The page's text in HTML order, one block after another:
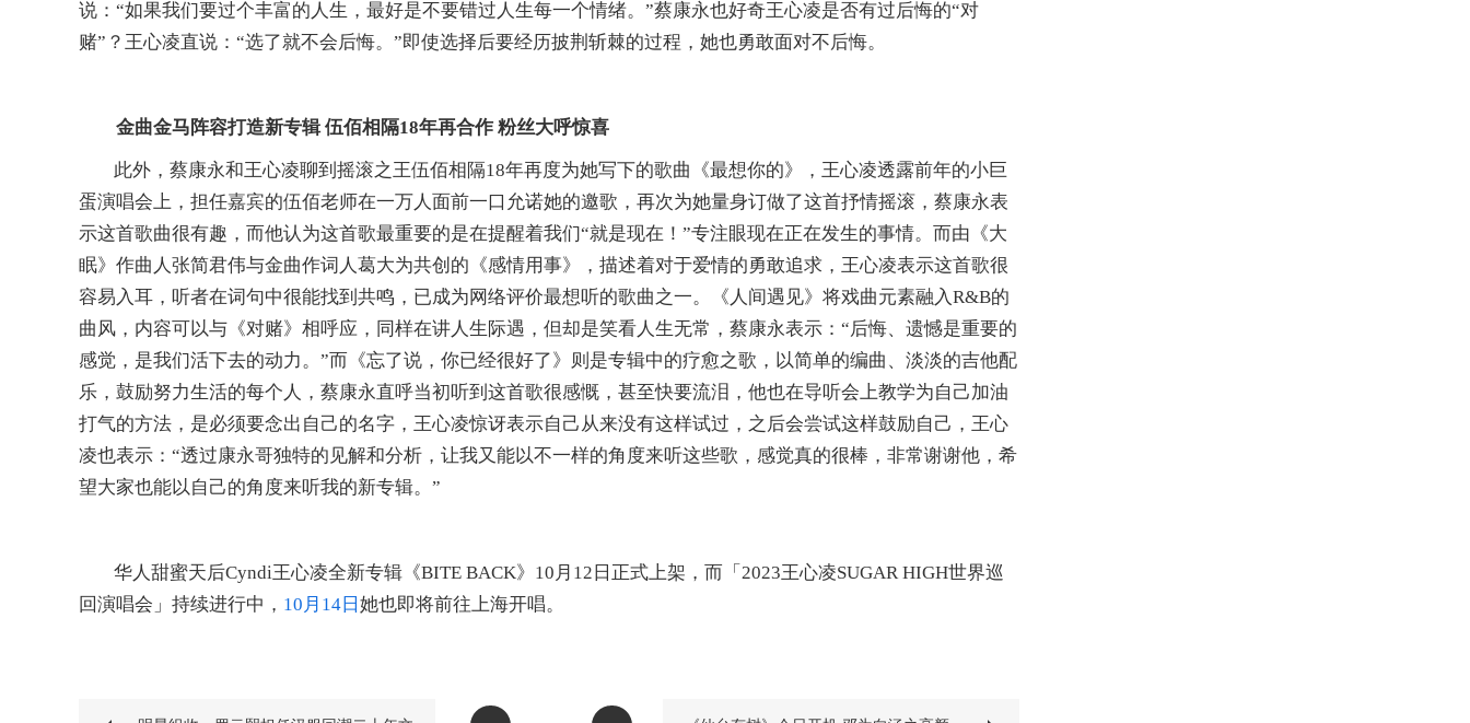
说： “如果我们要过个丰富的人生，最好是不要错过人生每一个情绪。 ”蔡康永也好奇王心凌是否有过后悔的“对
赌” ？王心凌直说： “选了就不会后悔。 ”即使选择后要经历披荆斩棘的过程，她也勇敢面对不后悔。
金曲金马阵容打造新专辑 伍佰相隔18年再合作 粉丝大呼惊喜
此外，蔡康永和王心凌聊到摇滚之王伍佰相隔18年再度为她写下的歌曲 《最想你的》
，王心凌透露前年的小巨
蛋演唱会上，担任嘉宾的伍佰老师在一万人面前一口允诺她的邀歌，再次为她量身订做了这首抒情摇滚，蔡康永表
示这首歌曲很有趣，而他认为这首歌最重要的是在提醒着我们“就是现在！ ”专注眼现在正在发生的事情。而由 《大
眠》 作曲人张简君伟与金曲作词人葛大为共创的 《感情用事》
，描述着对于爱情的勇敢追求，王心凌表示这首歌很
容易入耳，听者在词句中很能找到共鸣，已成为网络评价最想听的歌曲之一。 《 人间遇见》 将戏曲元素融入R&B的
曲风，内容可以与 《对赌》 相呼应，同样在讲人生际遇，但却是笑看人生无常，蔡康永表示： “后悔、遗憾是重要的
感觉，是我们活下去的动力。 ”而 《忘了说，你已经很好了》 则是专辑中的疗愈之歌，以简单的编曲、淡淡的吉他配
乐 ， 鼓励努力生活的每个人，蔡康永直呼当初听到这首歌很感慨，甚至快要流泪，他也在导听会上教学为自己加油
打气的方法，是必须要念出自己的名字，王心凌惊讶表示自己从来没有这样试过，之后会尝试这样鼓励自己，王心
凌也表示： “透过康永哥独特的见解和分析，让我又能以不一样的角度来听这些歌，感觉真的很棒，非常谢谢他，希
望大家也能以自己的角度来听我的新专辑。 ”
华人甜蜜天后Cyndi王心凌全新专辑《BITE BACK》10 月 12 日 正式上架，而「 2023王心凌SUGAR HIGH世界巡
回演唱会」持续进行中， 10 月 14 日 她也即将前往上海开唱。